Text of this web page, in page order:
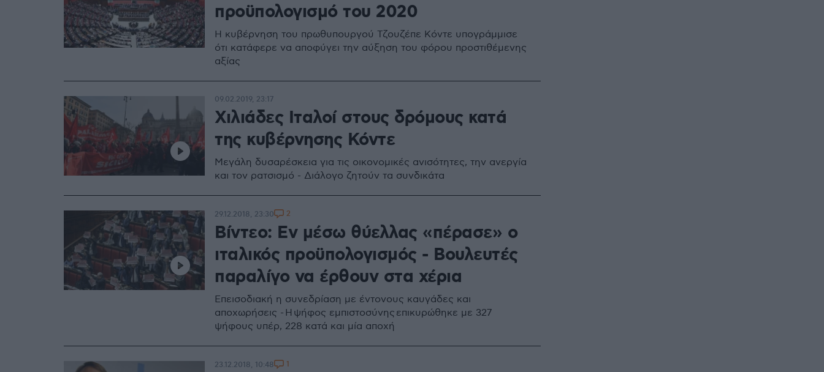
προϋπολογισμό του 2020
Η κυβέρνηση του πρωθυπουργού Τζουζέπε Κόντε υπογράμμισε
ότι κατάφερε να αποφύγει την αύξηση του φόρου προστιθέμενης
αξίας
Χιλιάδες Ιταλοί στους δρόμους κατά
της κυβέρνησης Κόντε
Μεγάλη δυσαρέσκεια για τις οικονομικές ανισότητες, την ανεργία
και τον ρατσισμό - Διάλογο ζητούν τα συνδικάτα
09.02.2019, 23:17
Βίντεο: Εν μέσω θύελλας «πέρασε» ο
ιταλικός προϋπολογισμός - Βουλευτές
παραλίγο να έρθουν στα χέρια
Επεισοδιακή η συνεδρίαση με έντονους καυγάδες και
αποχωρήσεις - Η ψήφος εμπιστοσύνης επικυρώθηκε με 327
ψήφους υπέρ, 228 κατά και μία αποχή
29.12.2018, 23:30 2
23.12.2018, 10:48 1